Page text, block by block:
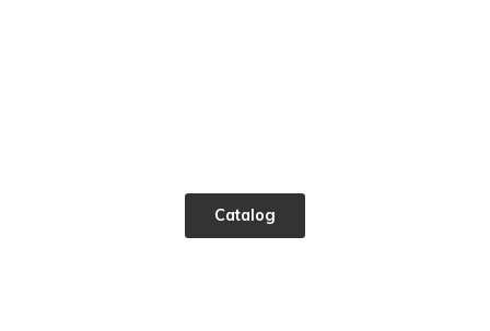
Catalog